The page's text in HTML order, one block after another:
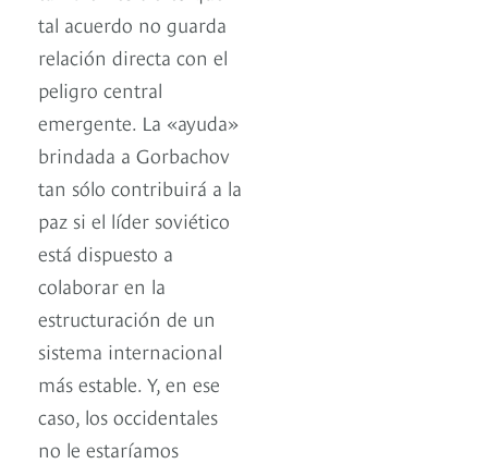
tal acuerdo no guarda
relación directa con el
peligro central
emergente. La «ayuda»
brindada a Gorbachov
tan sólo contribuirá a la
paz si el líder soviético
está dispuesto a
colaborar en la
estructuración de un
sistema internacional
más estable. Y, en ese
caso, los occidentales
no le estaríamos